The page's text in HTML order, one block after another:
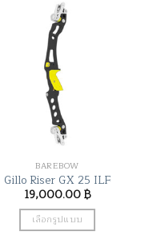
multiple
variants.
The
options
may
be
chosen
on
product
page
BAREBOW
Gillo Riser GX 25 ILF
19,000.00฿
เลือกรูปแบบ